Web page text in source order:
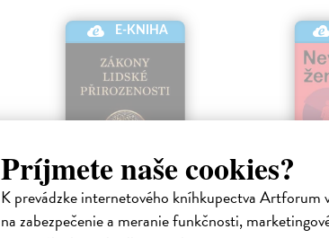
Príjmete naše cookies?
K prevádzke internetového kníhkupectva Artforum
na zabezpečenie a meranie funkčnosti,
E-KNIHA